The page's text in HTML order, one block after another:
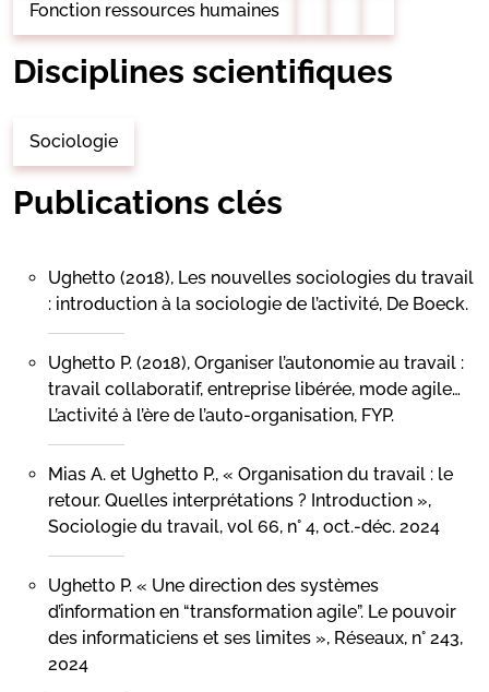
Fonction ressources humaines
Disciplines scientifiques
Sociologie
Publications clés
Ughetto (2018), Les nouvelles sociologies du travail
: introduction à la sociologie de l’activité, De Boeck.
Ughetto P. (2018), Organiser l’autonomie au travail :
travail collaboratif, entreprise libérée, mode agile…
L’activité à l’ère de l’auto-organisation, FYP.
Mias A. et Ughetto P., « Organisation du travail : le
retour. Quelles interprétations ? Introduction »,
Sociologie du travail, vol 66, n° 4, oct.-déc. 2024
Ughetto P. « Une direction des systèmes
d’information en “transformation agile”. Le pouvoir
des informaticiens et ses limites », Réseaux, n° 243,
2024